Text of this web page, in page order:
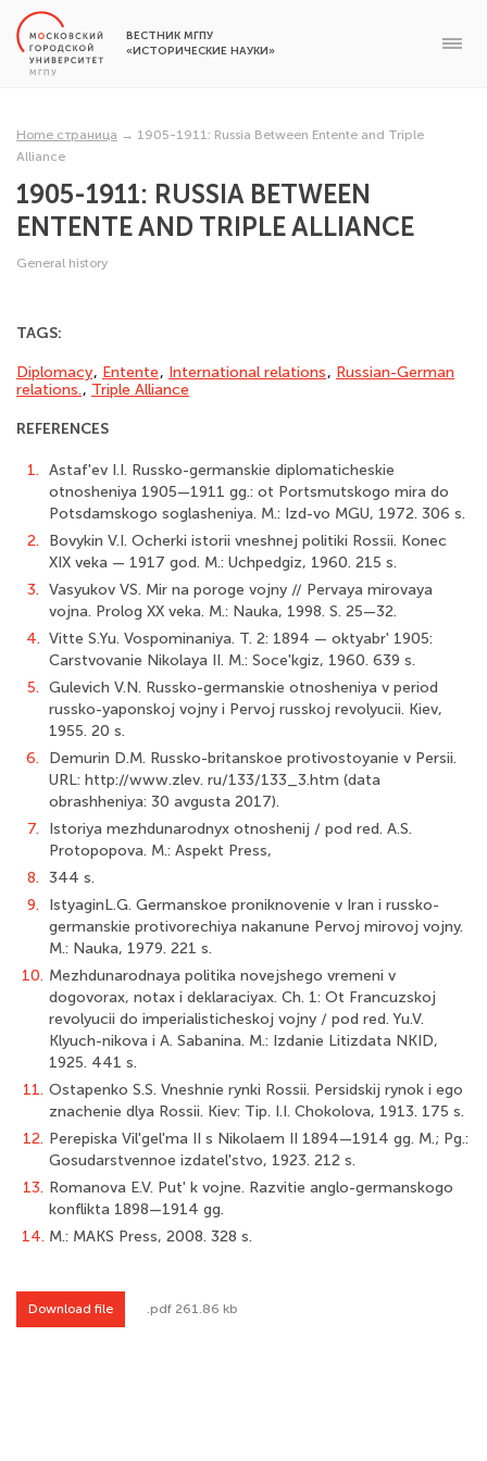
ВЕСТНИК МГПУ
«ИСТОРИЧЕСКИЕ НАУКИ»
Home страница → 1905-1911: Russia Between Entente and Triple
Alliance
1905-1911: RUSSIA BETWEEN
ENTENTE AND TRIPLE ALLIANCE
General history
TAGS:
Diplomacy, Entente, International relations, Russian-Ger­man
relations., Triple Alliance
REFERENCES
1. Astaf'ev I.I. Russko-germanskie diplomaticheskie
otnosheniya 1905—1911 gg.: ot Portsmutskogo mira do
Potsdamskogo soglasheniya. M.: Izd-vo MGU, 1972. 306 s.
2.
Bovykin V.I. Ocherki istorii vneshnej politiki Rossii. Konec
XIX veka — 1917 god. M.: Uchpedgiz, 1960. 215 s.
3. Vasyukov VS. Mir na poroge vojny // Pervaya mirovaya
vojna. Prolog XX veka. M.: Nauka, 1998. S. 25—32.
4. Vitte S.Yu. Vospominaniya. T. 2: 1894 — oktyabr' 1905:
Carstvovanie Nikolaya II. M.: Soce'kgiz, 1960. 639 s.
5. Gulevich V.N. Russko-germanskie otnosheniya v period
russko-yaponskoj vojny i Pervoj russkoj revolyucii. Kiev,
1955. 20 s.
6.
Demurin D.M. Russko-britanskoe protivostoyanie v Persii.
URL: http://www.zlev. ru/133/133_3.htm (data
obrashheniya: 30 avgusta 2017).
7.
Istoriya mezhdunarodnyx otnoshenij / pod red. A.S.
Protopopova. M.: Aspekt Press,
8. 344 s.
9.
IstyaginL.G. Germanskoe proniknovenie v Iran i russko-
germanskie protivorechiya nakanune Pervoj mirovoj vojny.
M.: Nauka, 1979. 221 s.
10. Mezhdunarodnaya politika novejshego vremeni v
dogovorax, notax i deklaraciyax. Ch. 1: Ot Francuzskoj
revolyucii do imperialisticheskoj vojny / pod red. Yu.V.
Klyuch-nikova i A. Sabanina. M.: Izdanie Litizdata NKID,
1925. 441 s.
11. Ostapenko S.S. Vneshnie rynki Rossii. Persidskij rynok i ego
znachenie dlya Rossii. Kiev: Tip. I.I. Chokolova, 1913. 175 s.
12. Perepiska Vil'gel'ma II s Nikolaem II 1894—1914 gg. M.; Pg.:
Gosudarstvennoe izdatel'stvo, 1923. 212 s.
13. Romanova E.V. Put' k vojne. Razvitie anglo-germanskogo
konflikta 1898—1914 gg.
14. M.: MAKS Press, 2008. 328 s.
Download file .pdf 261.86 kb